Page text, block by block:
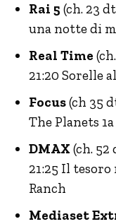
Rai 5 (ch. 23
una notte di
Real Time
21:20 Sorelle
Focus(ch 35
The Planets
DMAX (ch. 52
21:25 Il
Ranch
Mediaset